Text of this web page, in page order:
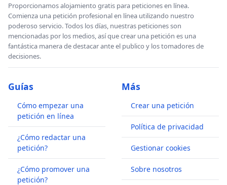
Proporcionamos alojamiento gratis para peticiones en línea.
Comienza una petición profesional en línea utilizando nuestro
poderoso servicio. Todos los días, nuestras peticiones son
mencionadas por los medios, así que crear una petición es una
fantástica manera de destacar ante el publico y los tomadores de
decisiones.
Guías
Cómo empezar una
petición en línea
¿Cómo redactar una
petición?
¿Cómo promover una
petición?
Más
Crear una petición
Política de privacidad
Gestionar cookies
Sobre nosotros